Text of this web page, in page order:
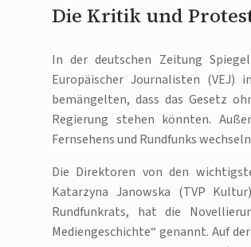
Die Kritik und
In der deutschen Zeitung
Europäischer Journalisten
bemängelten, dass das Gesetz
Regierung stehen könnten.
Fernsehens und Rundfunks
Die Direktoren von den
Katarzyna Janowska (TVP
Rundfunkrats, hat die
Mediengeschichte“ genannt. Auf